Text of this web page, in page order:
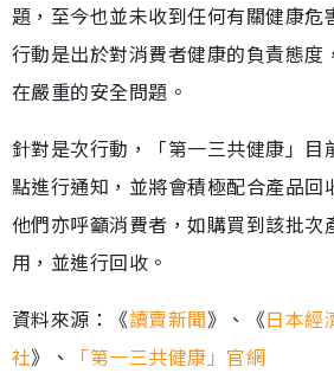
題，至今也並未收到任何有關健康危
行動是出於對消費者健康的負責態度
在嚴重的安全問題。
針對是次行動，「第一三共健康」目
點進行通知，並將會積極配合產品回
他們亦呼籲消費者，如購買到該批次
用，並進行回收。
資料來源：《讀賣新聞》、《日本經
社》、 「第一三共健康」官網